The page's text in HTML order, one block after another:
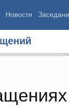
Новости